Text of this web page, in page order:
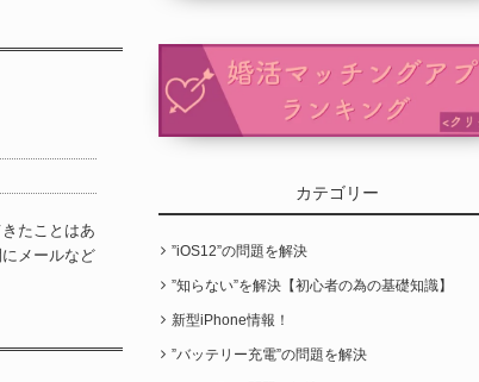
たことはあ
メールなど
カテゴリー
”iOS12”の問題を解決
”知らない”を解決【初心者の為の基礎知識】
新型iPhone情報！
”バッテリー充電”の問題を解決